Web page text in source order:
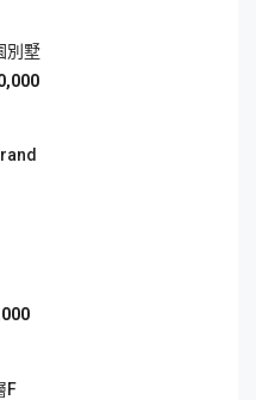
別墅
F